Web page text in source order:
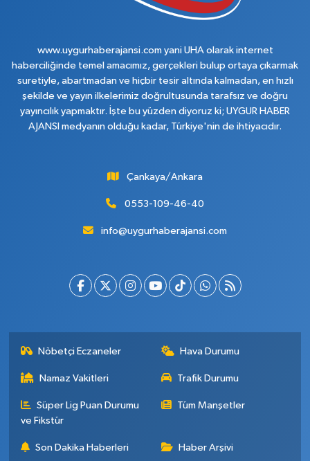
www.uygurhaberajansi.com yani UHA olarak internet
haberciliğinde temel amacımız, gerçekleri bulup ortaya çıkarmak
suretiyle, abartmadan ve hiçbir tesir altında kalmadan, en hızlı
şekilde ve yayın ilkelerimiz doğrultusunda tarafsız ve doğru
yayıncılık yapmaktır. İşte bu yüzden diyoruz ki; UYGUR HABER
AJANSI medyanın olduğu kadar, Türkiye'nin de ihtiyacıdır.
Çankaya/Ankara
0553-109-46-40
info@uygurhaberajansi.com
Nöbetçi Eczaneler Hava Durumu
Namaz Vakitleri Trafik Durumu
Süper Lig Puan Durumu
ve Fikstür
Tüm Manşetler
Son Dakika Haberleri Haber Arşivi